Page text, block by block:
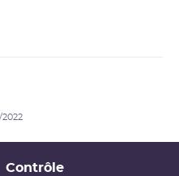
Contrôle